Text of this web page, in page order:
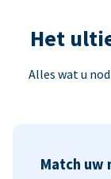
Het
Alles wat u
Match uw